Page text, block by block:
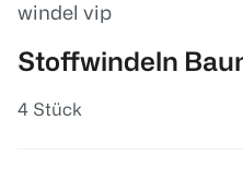
windel vip
Stoffwindeln
4 Stück